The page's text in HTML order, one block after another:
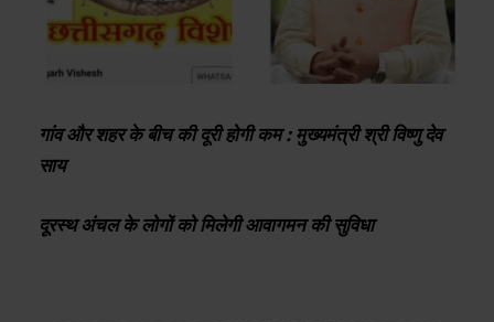
गांव और शहर के बीच की दूरी होगी कम : मुख्यमंत्री श्री विष्णु देव
साय
दूरस्थ अंचल के लोगों को मिलेगी आवागमन की सुविधा